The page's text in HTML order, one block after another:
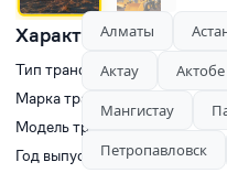
Характеристики
Тип транспорта
Марка транспорта
Модель транспорта
Год выпуска
Алматы
Актау
Актобе
Мангистау
Петропавловск